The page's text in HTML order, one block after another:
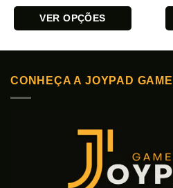
VER OPÇÕES
produto
várias
variantes.
CONHEÇA A JOYPAD